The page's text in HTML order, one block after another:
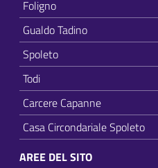
Foligno
Gualdo Tadino
Spoleto
Todi
Carcere Capanne
Casa Circondariale Spoleto
AREE DEL SITO